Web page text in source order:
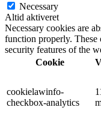
Necessary
Altid aktiveret
Necessary cookies are
function properly. These
security features of the
Cookie
cookielawinfo-
checkbox-analytics